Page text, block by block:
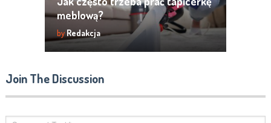
meblową?
by Redakcja
Join The Discussion